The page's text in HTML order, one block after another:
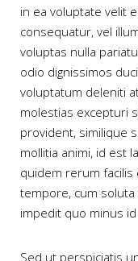
in ea voluptate velit
consequatur, vel
voluptas nulla
odio dignissimos
voluptatum deleniti
molestias excepturi
provident, similique
mollitia animi, id est
quidem rerum
tempore, cum
impedit quo minus
Sed ut perspiciatis